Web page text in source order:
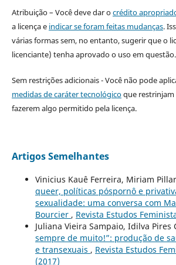
Atribuição – Você deve dar ocrédito
a licença e indicar se foram feitas mudanças.
várias formas sem, no entanto, sugerir que o
licenciante) tenha aprovado o uso em questão.
Sem restrições adicionais - Você não pode
medidas de caráter tecnológicoque restrinjam
fazerem algo permitido pela licença.
Artigos Semelhantes
Vinicius Kauê Ferreira, Miriam
queer, políticas póspornô e
sexualidade: uma conversa com
Bourcier , Revista Estudos
Juliana Vieira Sampaio, Idilva Pires
sempre de muito!”: produção de
e transexuais , Revista Estudos
(2017)